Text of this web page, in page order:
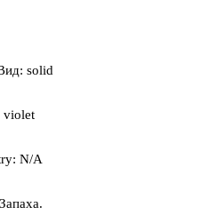
solid
violet
N/A